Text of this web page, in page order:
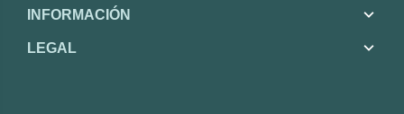
INFORMACIÓN
LEGAL